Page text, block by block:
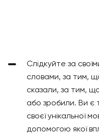
Слідкуйте за
словами, за тим,
сказали, за тим,
або зробили. Ви є
своєї унікальної
допомогою якої